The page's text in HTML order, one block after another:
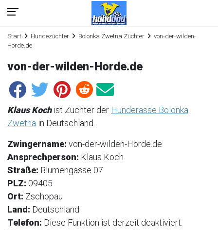
Start Hundezüchter Bolonka Zwetna Züchter
von-der-wilden-
Horde.de
von-der-wilden-Horde.de
Klaus Kochist Züchter der Hunderasse Bolonka
Zwetna in Deutschland.
Zwingername: von-der-wilden-Horde.de
Ansprechperson: Klaus Koch
Straße: Blumengasse 07
PLZ: 09405
Ort: Zschopau
Land: Deutschland
Telefon: Diese Funktion ist derzeit deaktiviert.